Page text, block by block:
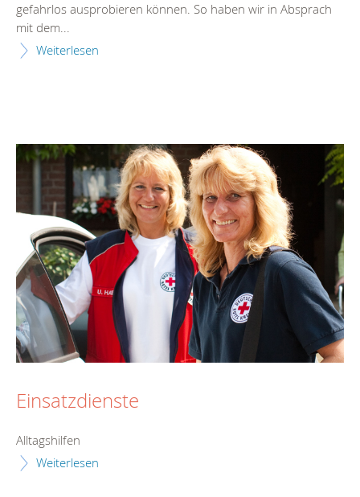
gefahrlos ausprobieren können. So haben wir in Absprach
mit dem...
Weiterlesen
Einsatzdienste
Alltagshilfen
Weiterlesen